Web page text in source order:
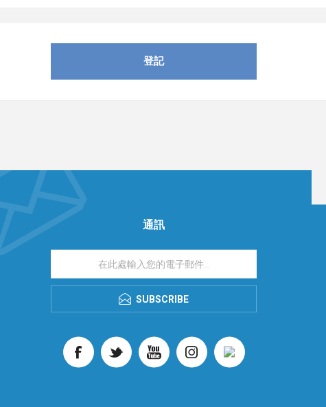
通訊
SUBSCRIBE